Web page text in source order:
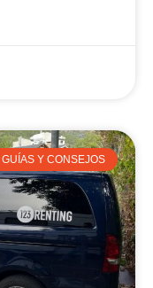
GUÍAS Y CONSEJOS